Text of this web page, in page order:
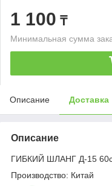
1 100 ₸
Минимальная сумма
Описание Доставка
Описание
ГИБКИЙ ШЛАНГ Д-15
Производство: Китай